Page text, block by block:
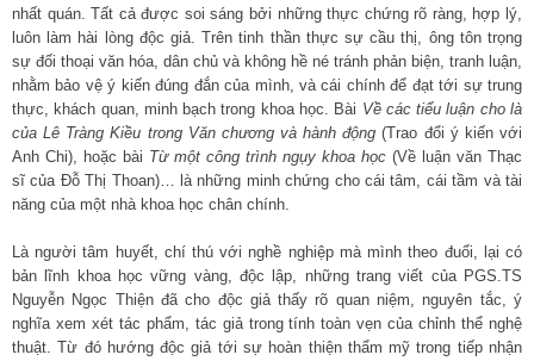
nhất quán. Tất cả được soi sáng bởi những thực chứng rõ ràng, hợp lý,
luôn làm hài lòng độc giả. Trên tinh thần thực sự cầu thị, ông tôn trọng
sự đối thoại văn hóa, dân chủ và không hề né tránh phản biện, tranh luận,
nhằm bảo vệ ý kiến đúng đắn của mình, và cái chính để đạt tới sự trung
thực, khách quan, minh bạch trong khoa học. Bài Về các tiểu luận cho là
của Lê Tràng Kiều trong Văn chương và hành động (Trao đổi ý kiến với
Anh Chi), hoặc bài Từ một công trình ngụy khoa học (Về luận văn Thạc
sĩ của Đỗ Thị Thoan)… là những minh chứng cho cái tâm, cái tầm và tài
năng của một nhà khoa học chân chính.
Là người tâm huyết, chí thú với nghề nghiệp mà mình theo đuổi, lại có
bản lĩnh khoa học vững vàng, độc lập, những trang viết của PGS.TS
Nguyễn Ngọc Thiện đã cho độc giả thấy rõ quan niệm, nguyên tắc, ý
nghĩa xem xét tác phẩm, tác giả trong tính toàn vẹn của chỉnh thể nghệ
thuật. Từ đó hướng độc giả tới sự hoàn thiện thẩm mỹ trong tiếp nhận